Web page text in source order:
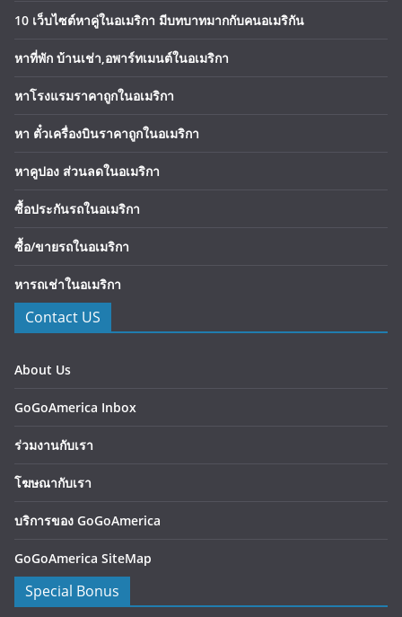
10 เว็บไซต์หาคู่ในอเมริกา มีบทบาทมากกับคนอเมริกัน
หาที่พัก บ้านเช่า,อพาร์ทเมนต์ในอเมริกา
หาโรงแรมราคาถูกในอเมริกา
หา ตั๋วเครื่องบินราคาถูกในอเมริกา
หาคูปอง ส่วนลดในอเมริกา
ซื้อประกันรถในอเมริกา
ซื้อ/ขายรถในอเมริกา
หารถเช่าในอเมริกา
Contact US
About Us
GoGoAmerica Inbox
ร่วมงานกับเรา
โฆษณากับเรา
บริการของ GoGoAmerica
GoGoAmerica SiteMap
Special Bonus